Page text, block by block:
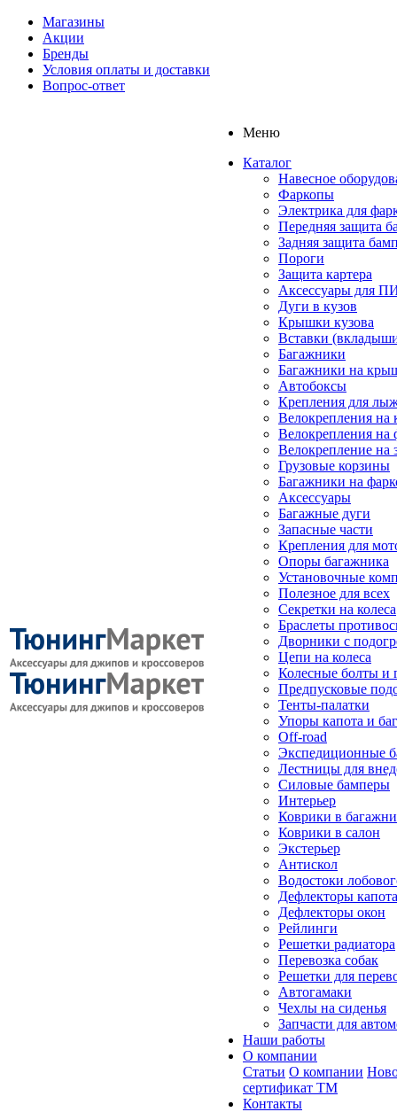
Магазины
Акции
Бренды
Условия оплаты и доставки
Вопрос-ответ
Меню
Каталог
Навесное
Фаркопы
Электрика для
Передняя защита
Задняя защита
Пороги
Защита картера
Аксессуары для
Дуги в кузов
Крышки кузова
Вставки
Багажники
Багажники на
Автобоксы
Крепления для
Велокрепления
Велокрепления на
Велокрепление на
Грузовые корзины
Багажники на
Аксессуары
Багажные дуги
Запасные части
Крепления для
Опоры багажника
Установочные
Полезное для всех
Секретки на колеса
Браслеты
Дворники с
Цепи на колеса
Колесные болты и
Предпусковые
Тенты-палатки
Упоры капота и
Off-road
Экспедиционные
Лестницы для
Силовые бамперы
Интерьер
Коврики в
Коврики в салон
Экстерьер
Антискол
Водостоки
Дефлекторы капота
Дефлекторы окон
Рейлинги
Решетки радиатора
Перевозка собак
Решетки для
Автогамаки
Чехлы на сиденья
Запчасти для
Наши работы
О компании
Статьи О компании
сертификат ТМ
Контакты